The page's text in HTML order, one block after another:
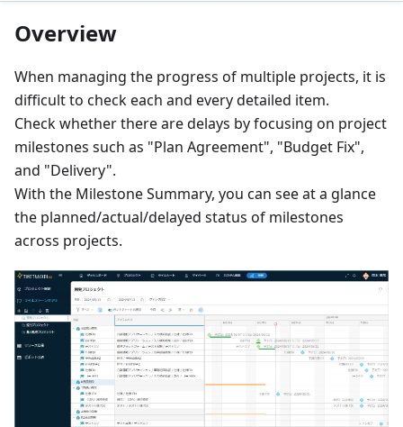
Overview
When managing the progress of multiple projects, it is
difficult to check each and every detailed item.
Check whether there are delays by focusing on project
milestones such as "Plan Agreement", "Budget Fix",
and "Delivery".
With the Milestone Summary, you can see at a glance
the planned/actual/delayed status of milestones
across projects.